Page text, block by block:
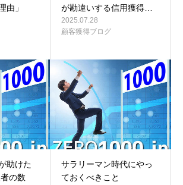
由」
が勘違いする信用獲得…
2025.07.28
顧客獲得ブログ
助けた
の数
サラリーマン時代にやっ
ておくべきこと